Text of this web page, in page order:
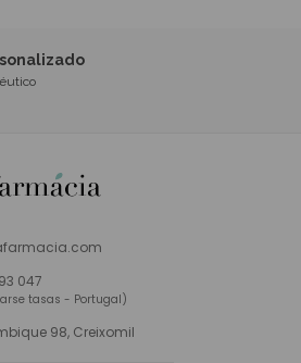
047
tasas - Portugal)
98, Creixomil